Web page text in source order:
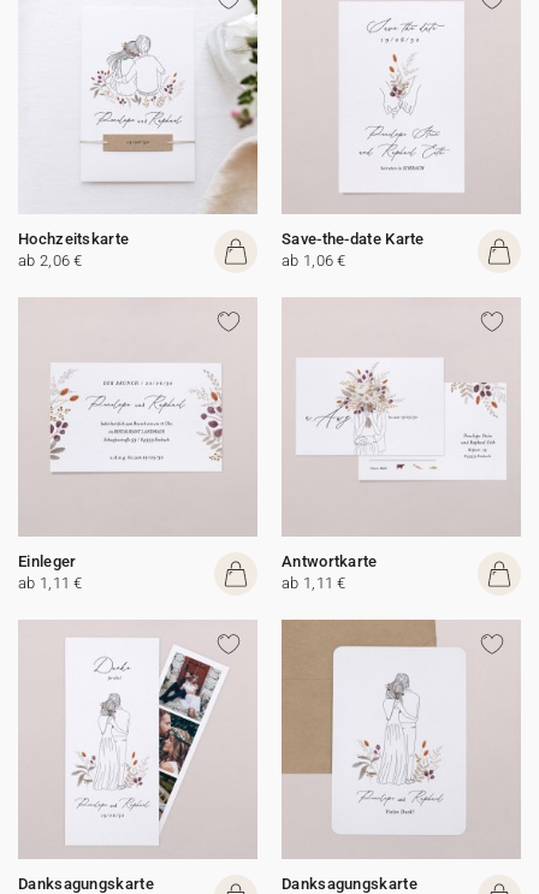
Hochzeitskarte
ab 2,06 €
Save-the-date Karte
ab 1,06 €
Einleger
ab 1,11 €
Antwortkarte
ab 1,11 €
Danksagungskarte
Danksagungskarte